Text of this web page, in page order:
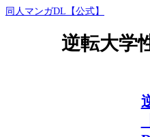
同人マンガDL【公式】
逆転大学